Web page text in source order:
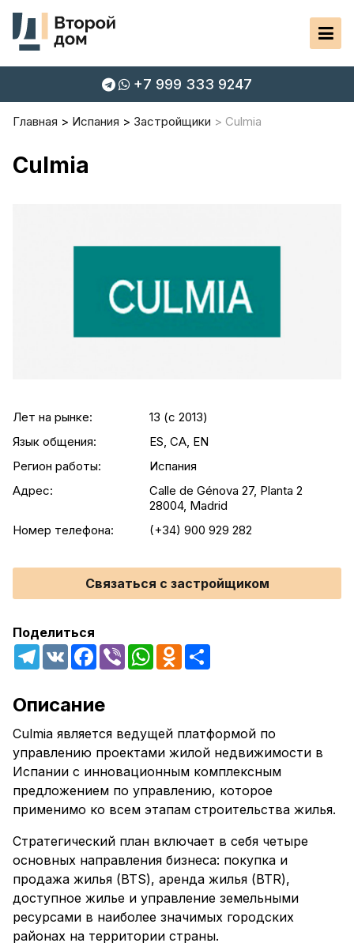
+7 999 333 9247
Главная Испания Застройщики Culmia
Culmia
Лет на рынке:
13 (c 2013)
Язык общения:
ES, CA, EN
Регион работы:
Испания
Адрес:
Calle de Génova 27, Planta 2
28004, Madrid
Номер телефона:
(+34) 900 929 282
Связаться с застройщиком
Поделиться
Telegram
VK Facebook
Viber WhatsAppOdnoklassniki
Описание
Culmia является ведущей платформой по
управлению проектами жилой недвижимости в
Испании с инновационным комплексным
предложением по управлению, которое
применимо ко всем этапам строительства жилья.
Стратегический план включает в себя четыре
основных направления бизнеса: покупка и
продажа жилья (BTS), аренда жилья (BTR),
доступное жилье и управление земельными
ресурсами в наиболее значимых городских
районах на территории страны.